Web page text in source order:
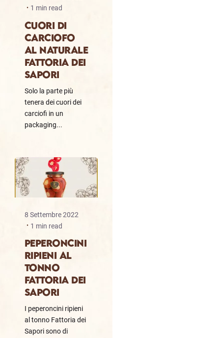
1 min read
CUORI DI
CARCIOFO
AL NATURALE
FATTORIA DEI
SAPORI
Solo la parte più
tenera dei cuori dei
carciofi in un
packaging...
8 Settembre 2022
1 min read
PEPERONCINI
RIPIENI AL
TONNO
FATTORIA DEI
SAPORI
I peperoncini ripieni
al tonno Fattoria dei
Sapori sono di